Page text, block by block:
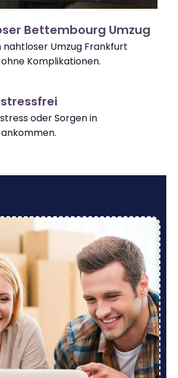
Bettembourg Umzug
Umzug Frankfurt
Komplikationen.
oder Sorgen in